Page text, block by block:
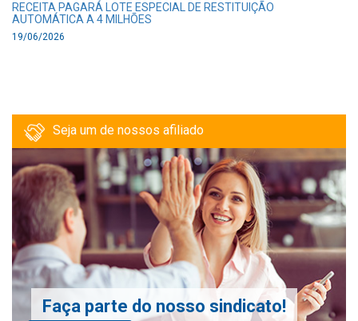
RECEITA PAGARÁ LOTE ESPECIAL DE RESTITUIÇÃO
AUTOMÁTICA A 4 MILHÕES
19/06/2026
Seja um de nossos afiliado
Faça parte do nosso sindicato!